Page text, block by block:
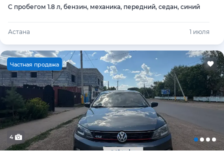
С пробегом 1.8 л, бензин, механика, передний, седан, синий
Астана 1 июля
Частная продажа
4